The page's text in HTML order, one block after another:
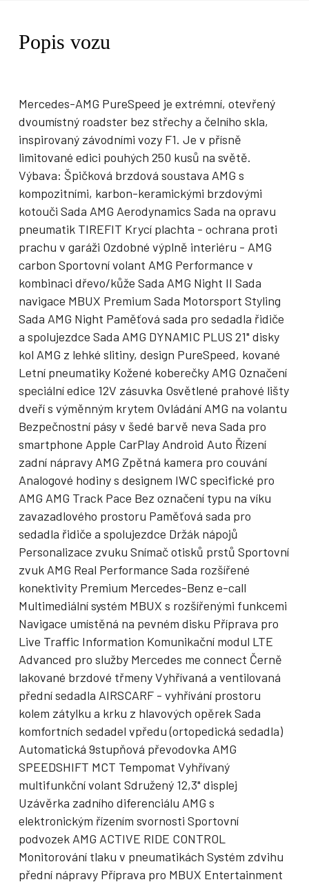
Popis vozu
Mercedes-AMG PureSpeed je extrémní, otevřený
dvoumístný roadster bez střechy a čelního skla,
inspirovaný závodními vozy F1. Je v přísně
limitované edici pouhých 250 kusů na světě.
Výbava: Špičková brzdová soustava AMG s
kompozitními, karbon-keramickými brzdovými
kotouči Sada AMG Aerodynamics Sada na opravu
pneumatik TIREFIT Krycí plachta - ochrana proti
prachu v garáži Ozdobné výplně interiéru - AMG
carbon Sportovní volant AMG Performance v
kombinaci dřevo/kůže Sada AMG Night II Sada
navigace MBUX Premium Sada Motorsport Styling
Sada AMG Night Paměťová sada pro sedadla řidiče
a spolujezdce Sada AMG DYNAMIC PLUS 21" disky
kol AMG z lehké slitiny, design PureSpeed, kované
Letní pneumatiky Kožené koberečky AMG Označení
speciální edice 12V zásuvka Osvětlené prahové lišty
dveří s výměnným krytem Ovládání AMG na volantu
Bezpečnostní pásy v šedé barvě neva Sada pro
smartphone Apple CarPlay Android Auto Řízení
zadní nápravy AMG Zpětná kamera pro couvání
Analogové hodiny s designem IWC specifické pro
AMG AMG Track Pace Bez označení typu na víku
zavazadlového prostoru Paměťová sada pro
sedadla řidiče a spolujezdce Držák nápojů
Personalizace zvuku Snímač otisků prstů Sportovní
zvuk AMG Real Performance Sada rozšířené
konektivity Premium Mercedes-Benz e-call
Multimediální systém MBUX s rozšířenými funkcemi
Navigace umístěná na pevném disku Příprava pro
Live Traffic Information Komunikační modul LTE
Advanced pro služby Mercedes me connect Černě
lakované brzdové třmeny Vyhřívaná a ventilovaná
přední sedadla AIRSCARF - vyhřívání prostoru
kolem zátylku a krku z hlavových opěrek Sada
komfortních sedadel vpředu (ortopedická sedadla)
Automatická 9stupňová převodovka AMG
SPEEDSHIFT MCT Tempomat Vyhřívaný
multifunkční volant Sdružený 12,3" displej
Uzávěrka zadního diferenciálu AMG s
elektronickým řízením svornosti Sportovní
podvozek AMG ACTIVE RIDE CONTROL
Monitorování tlaku v pneumatikách Systém zdvihu
přední nápravy Příprava pro MBUX Entertainment